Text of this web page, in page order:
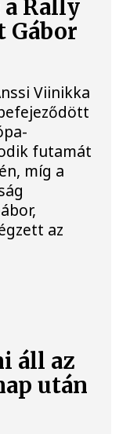
Rally
Gábor
Viinikka
futamát
míg a
az
áll az
után